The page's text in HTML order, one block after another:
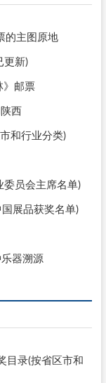
的主图原地
更新)
》邮票
西
和行业分类)
委员会主席名单)
展品获奖名单)
器溯源
目录(按省区市和